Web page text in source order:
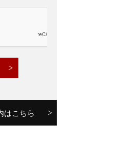
はこちら